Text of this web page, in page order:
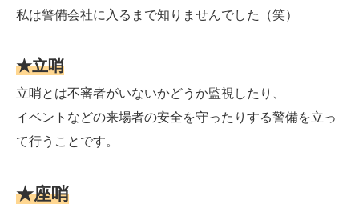
私は警備会社に入るまで知りませんでした（笑）
★立哨
立哨とは不審者がいないかどうか監視したり、
イベントなどの来場者の安全を守ったりする警備を立っ
て行うことです。
★座哨